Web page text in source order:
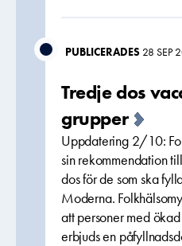
PUBLICERADES 28 SEP
Tredje dos
grupper
Uppdatering 2/10:
sin rekommendation
dos för de som ska
Moderna.
att personer med
erbjuds en